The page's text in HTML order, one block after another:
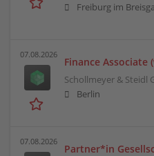
Freiburg im
07.08.2026
Finance Associate
Schollmeyer & Steidl
Berlin
07.08.2026
Partner*in